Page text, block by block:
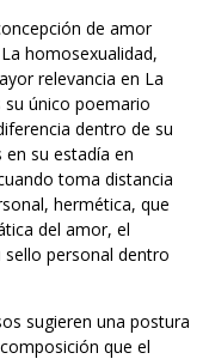
de amor
homosexualidad,
relevancia en La
su único poemario
dentro de su
en su estadía en
toma distancia
hermética, que
del amor, el
personal dentro
sugieren una postura
que el